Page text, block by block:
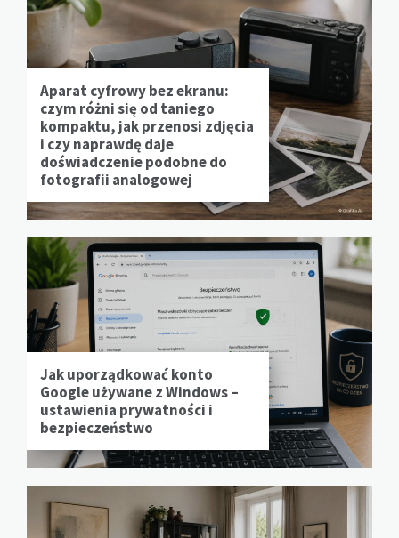
Aparat cyfrowy bez ekranu:
czym różni się od taniego
kompaktu, jak przenosi zdjęcia
i czy naprawdę daje
doświadczenie podobne do
fotografii analogowej
Jak uporządkować konto
Google używane z Windows –
ustawienia prywatności i
bezpieczeństwo